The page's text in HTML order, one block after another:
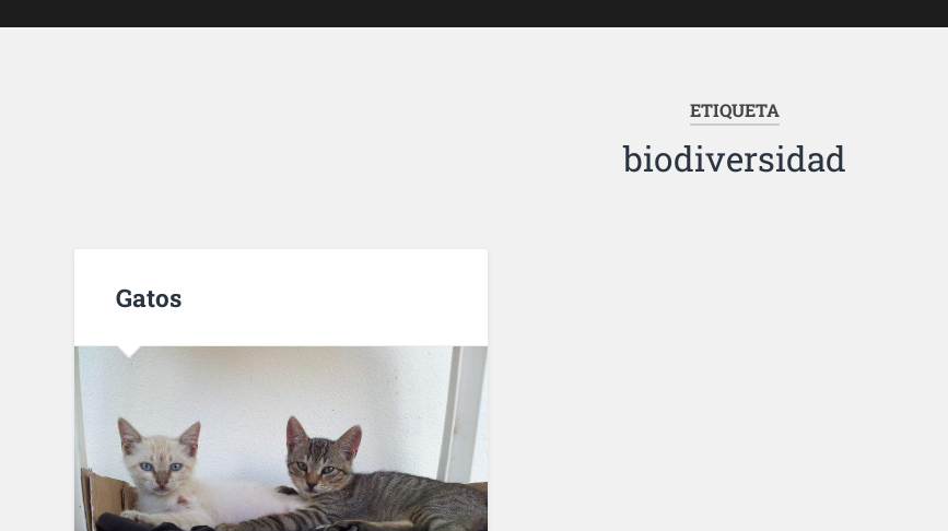
ETIQUETA
biodiversidad
Gatos